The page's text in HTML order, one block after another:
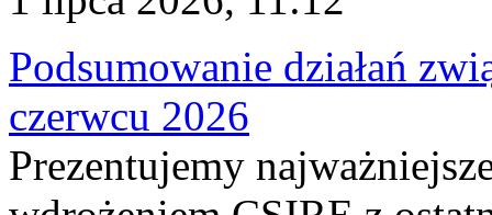
Podsumowanie działań
czerwcu 2026
Prezentujemy